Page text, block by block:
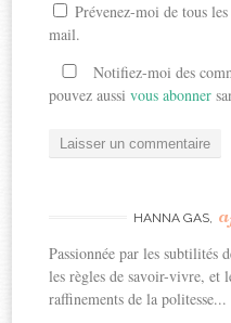
Prévenez-moi de tous
mail.
Notifiez-moi des
pouvez aussivous abonner
HANNA GAS,
Passionnée par les subtilités
les règles de savoir-vivre, et
raffinements de la politesse...